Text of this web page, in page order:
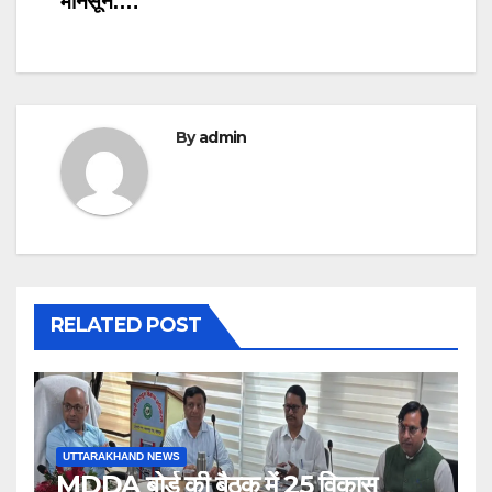
Byadmin
RELATED POST
UTTARAKHAND NEWS
MDDA बोर्ड की बैठक में 25 विकास